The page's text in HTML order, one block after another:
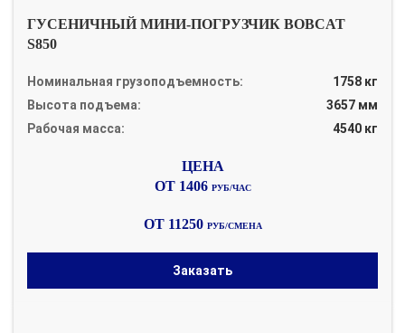
ГУСЕНИЧНЫЙ МИНИ-ПОГРУЗЧИК BOBCAT
S850
Номинальная грузоподъемность:
1758 кг
Высота подъема:
3657 мм
Рабочая масса:
4540 кг
ОТ 1406 РУБ/ЧАС
ОТ 11250 РУБ/СМЕНА
Заказать